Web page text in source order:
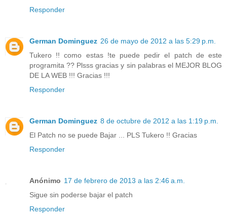
Responder
German Dominguez 26 de mayo de 2012 a las 5:29 p.m.
Tukero !! como estas !te puede pedir el patch de este
programita ?? Plsss gracias y sin palabras el MEJOR BLOG
DE LA WEB !!! Gracias !!!
Responder
German Dominguez 8 de octubre de 2012 a las 1:19 p.m.
El Patch no se puede Bajar ... PLS Tukero !! Gracias
Responder
Anónimo 17 de febrero de 2013 a las 2:46 a.m.
Sigue sin poderse bajar el patch
Responder